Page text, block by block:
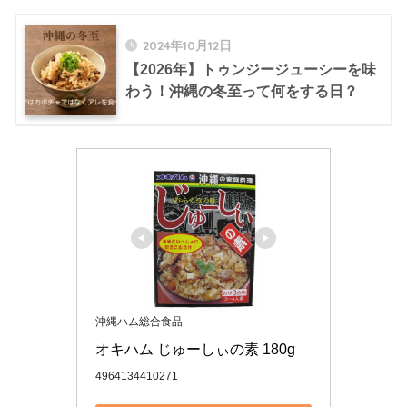
2024年10月12日
【2026年】トゥンジージューシーを味
わう！沖縄の冬至って何をする日？
沖縄ハム総合食品
オキハム じゅーしぃの素 180g
4964134410271